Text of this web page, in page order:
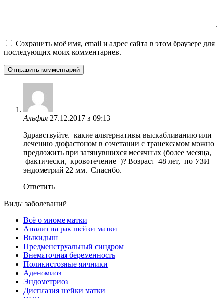
Сохранить моё имя, email и адрес сайта в этом браузере для
последующих моих комментариев.
Альфия 27.12.2017 в 09:13
Здравствуйте, какие альтернативы выскабливанию или
лечению дюфастоном в сочетании с транексамом можно
предложить при затянувшихся месячных (более месяца,
фактически, кровотечение )? Возраст 48 лет, по УЗИ
эндометрий 22 мм. Спасибо.
Ответить
Виды заболеваний
Всё о миоме матки
Анализ на рак шейки матки
Выкидыш
Предменструальный синдром
Внематочная беременность
Поликистозные яичники
Аденомиоз
Эндометриоз
Дисплазия шейки матки